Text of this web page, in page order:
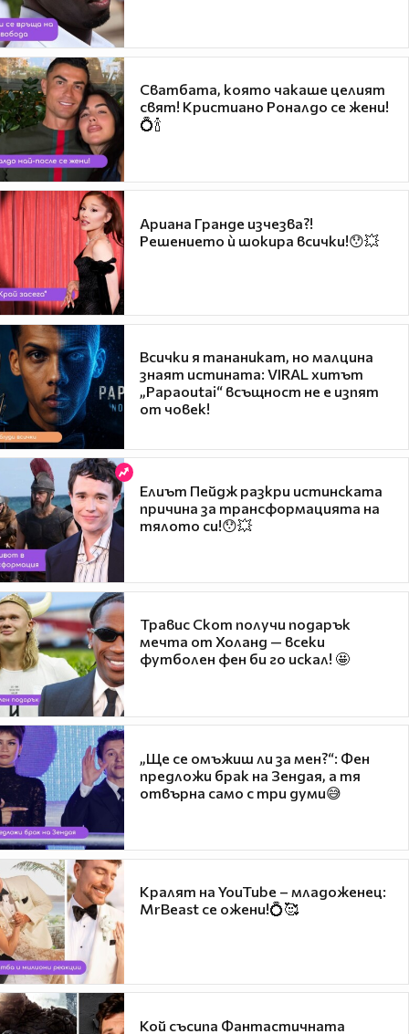
Сватбата, която чакаше целият
свят! Кристиано Роналдо се жени!
💍🍾
Ариана Гранде изчезва?!
Решението ѝ шокира всички!😯💥
Всички я тананикат, но малцина
знаят истината: VIRAL хитът
„Papaoutai“ всъщност не е изпят
от човек!
Елиът Пейдж разкри истинската
причина за трансформацията на
тялото си!😯💥
Травис Скот получи подарък
мечта от Холанд — всеки
футболен фен би го искал! 🤩
„Ще се омъжиш ли за мен?“: Фен
предложи брак на Зендая, а тя
отвърна само с три думи😅
Кралят на YouTube – младоженец:
MrBeast се ожени!💍🥰
Кой съсипа Фантастичната